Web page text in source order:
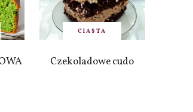
CIASTA
Czekoladowe cudo